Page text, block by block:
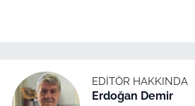
EDITÖR HAKKINDA
Erdoğan Demir